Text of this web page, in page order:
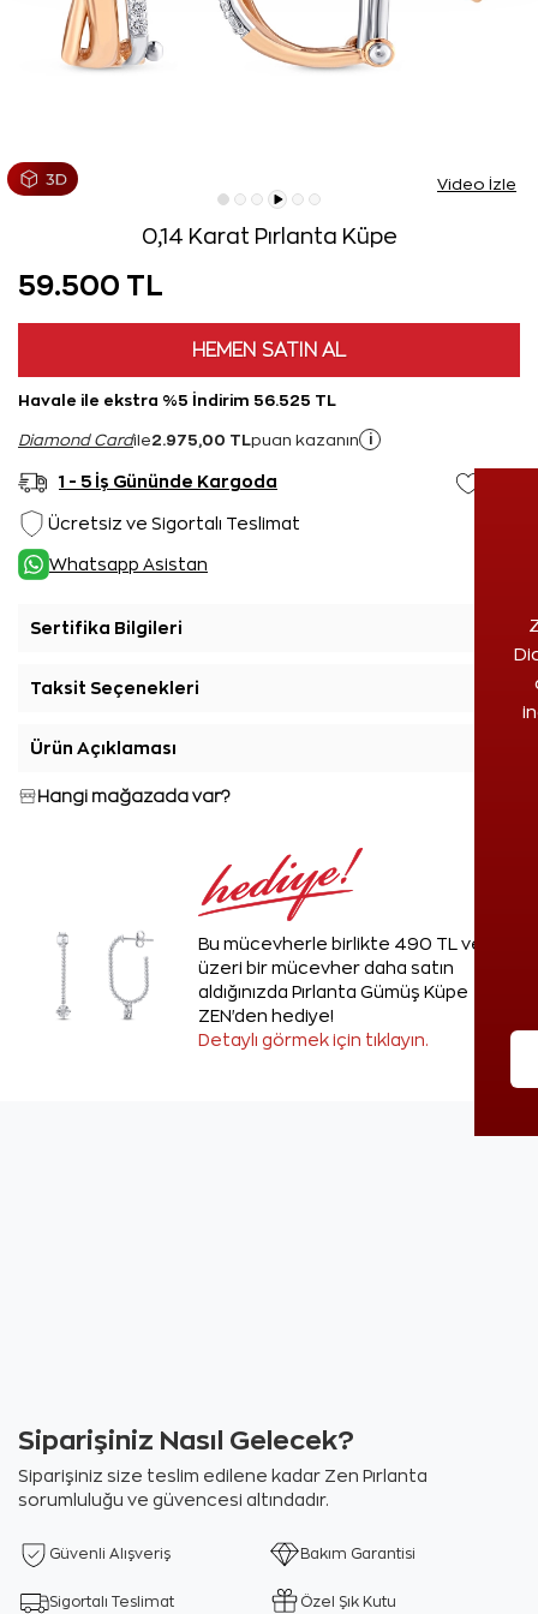
Video İzle
0,14 Karat Pırlanta Küpe
59.500 TL
HEMEN SATIN AL
Havale ile ekstra %5 İndirim 56.525 TL
Diamond Cardile2.975,00 TL puan kazanın i
1 - 5 İş Gününde Kargoda
Ücretsiz ve Sigortalı Teslimat
Whatsapp Asistan
Sertifika Bilgileri
Taksit Seçenekleri
Ürün Açıklaması
Hangi mağazada var?
Bu mücevherle birlikte 490 TL ve
üzeri bir mücevher daha satın
aldığınızda Pırlanta Gümüş Küpe
ZEN'den hediye!
Detaylı görmek için tıklayın.
Siparişiniz Nasıl Gelecek?
Siparişiniz size teslim edilene kadar Zen Pırlanta
sorumluluğu ve güvencesi altındadır.
Güvenli Alışveriş Bakım Garantisi
Sigortalı Teslimat Özel Şık Kutu